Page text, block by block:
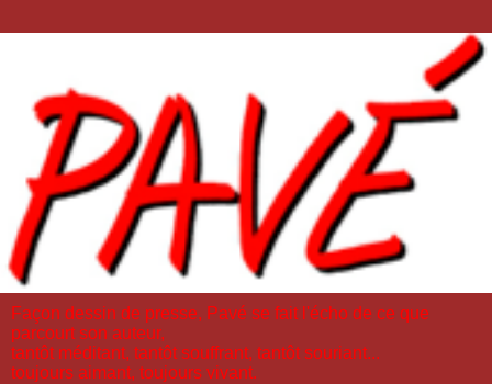
Façon dessin de presse, Pavé se fait l'écho de ce que
parcourt son auteur,
tantôt méditant, tantôt souffrant, tantôt souriant...
toujours aimant, toujours vivant.